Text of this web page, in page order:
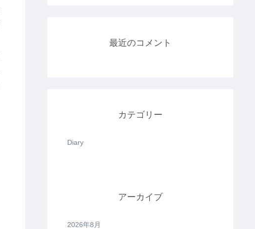
最近のコメント
カテゴリー
Diary
アーカイブ
2026年8月